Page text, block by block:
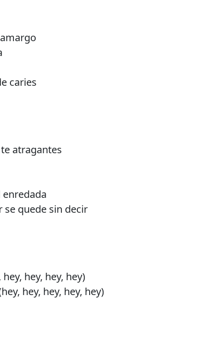
caries
atragantes
enredada
quede sin decir
hey, hey, hey)
hey, hey, hey, hey)